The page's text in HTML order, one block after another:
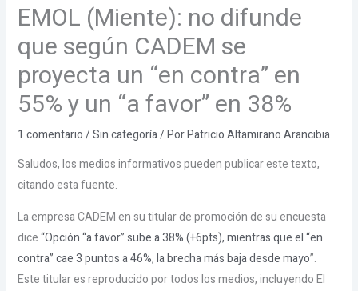
EMOL (Miente): no difunde
que según CADEM se
proyecta un “en contra” en
55% y un “a favor” en 38%
1 comentario/Sin categoría/ PorPatricio Altamirano Arancibia
Saludos, los medios informativos pueden publicar este texto,
citando esta fuente.
La empresa CADEM en su titular de promoción de su encuesta
dice“Opción “a favor” sube a 38% (+6pts), mientras que el “en
contra” cae 3 puntos a 46%, la brecha más baja desde mayo”.
Este titular es reproducido por todos los medios, incluyendo El